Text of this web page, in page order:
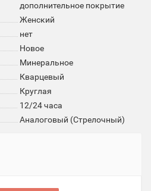
дополнительное покрытие
Женский
нет
Новое
Минеральное
Кварцевый
Круглая
12/24 часа
Аналоговый (Стрелочный)